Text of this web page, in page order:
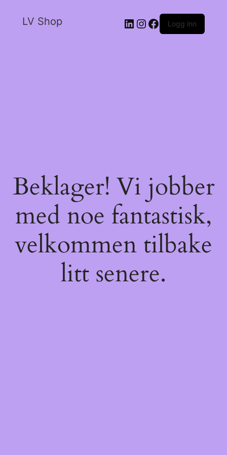
LV Shop Logg inn
Beklager! Vi jobber
med noe fantastisk,
velkommen tilbake
litt senere.